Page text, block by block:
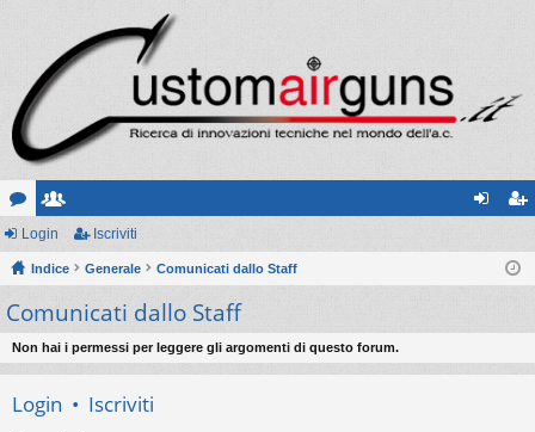
or
u
m
sc
ritt
i
riv
Login Iscriviti
Indice Generale Comunicati dallo Staff
Comunicati dallo Staff
Non hai i permessi per leggere gli argomenti di questo forum.
Login • Iscriviti